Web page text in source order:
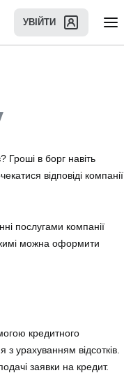
УВІЙТИ
Гроші в борг навіть
відповіді компанії
послугами компанії
можна оформити
кредитного
урахуванням відсотків.
заявки на кредит.